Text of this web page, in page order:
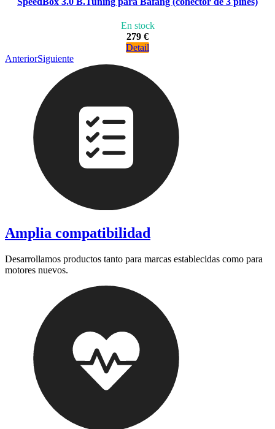
En stock
279 €
Detail
AnteriorSiguiente
Amplia compatibilidad
Desarrollamos productos tanto para marcas establecidas como para
motores nuevos.